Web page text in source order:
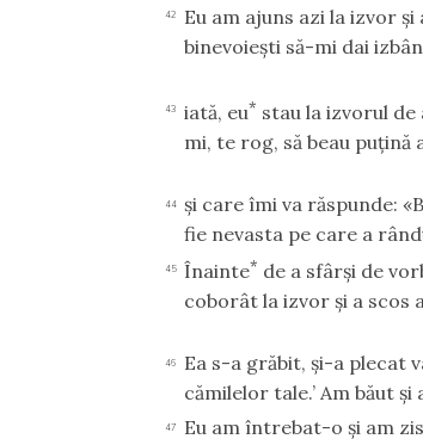
42 Eu am ajuns azi la izvor şi
binevoieşti să-mi dai
43 iată, eu* stau la izvorul de
mi, te rog, să beau puţină
44
şi care îmi va răspunde:
fie nevasta pe care a
45 Înainte* de a sfârşi de
coborât la izvor şi a scos
46
Ea s-a grăbit, şi-a plecat
cămilelor tale.’ Am băut
47 Eu am întrebat-o şi am